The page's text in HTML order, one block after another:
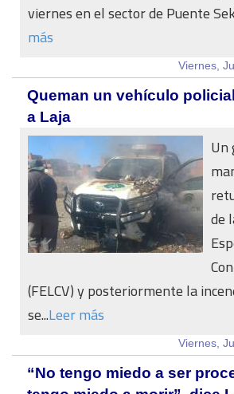
viernes en el sector de Puente
más
Viernes,
Queman un vehículo
a Laja
Un
de
(FELCV) y posteriormente la
se...Leer más
Viernes,
“No tengo miedo a ser